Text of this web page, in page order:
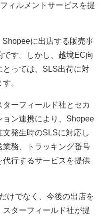
ィルメントサービスを提
に出店する販売事
す。しかし、越境EC向
とっては、SLS出荷に対
。
ターフィールド社とセカ
ョン連携により、Shopee
発生時のSLSに対応し
務、トラッキング番号
行するサービスを提供
けでなく、今後の出店を
ターフィールド社が提